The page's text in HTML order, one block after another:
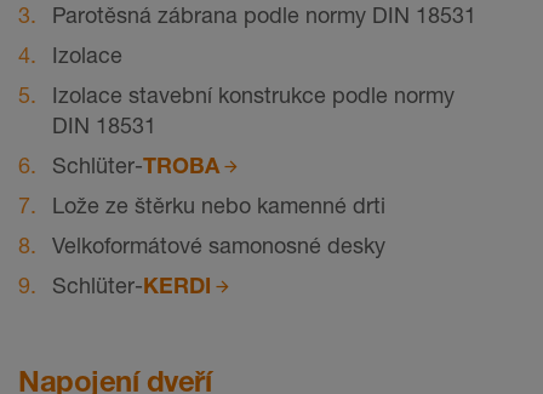
Parotěsná zábrana podle normy DIN 18531
Izolace
Izolace stavební konstrukce podle normy
DIN 18531
Schlüter-TROBA
Lože ze štěrku nebo kamenné drti
Velkoformátové samonosné desky
Schlüter-KERDI
Napojení dveří